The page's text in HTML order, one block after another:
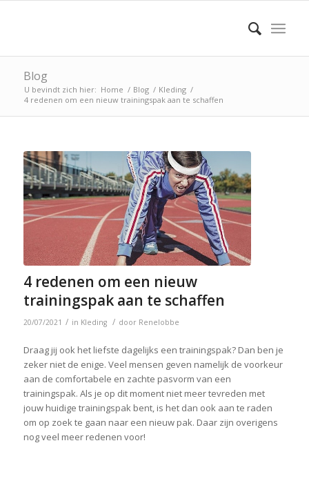
Blog
U bevindt zich hier: Home / Blog / Kleding /
4 redenen om een nieuw trainingspak aan te schaffen
4 redenen om een nieuw
trainingspak aan te schaffen
20/07/2021 / in Kleding / door Renelobbe
Draag jij ook het liefste dagelijks een trainingspak? Dan ben je
zeker niet de enige. Veel mensen geven namelijk de voorkeur
aan de comfortabele en zachte pasvorm van een
trainingspak. Als je op dit moment niet meer tevreden met
jouw huidige trainingspak bent, is het dan ook aan te raden
om op zoek te gaan naar een nieuw pak. Daar zijn overigens
nog veel meer redenen voor!